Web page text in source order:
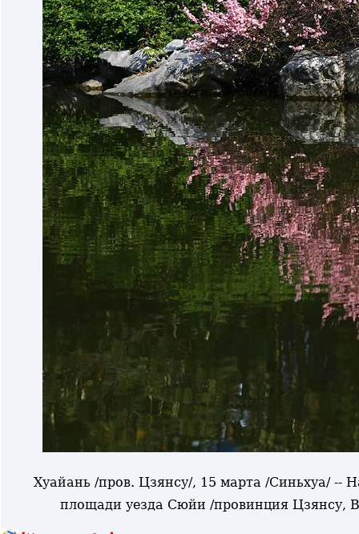
Хуайань /пров. Цзянсу/, 15 марта /Синьхуа/ --
площади уезда Сюйи /провинция Цзянсу,